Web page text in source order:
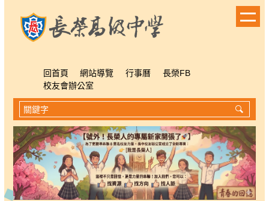
回首頁 網站導覽 行事曆
長榮FB
校友會辦公室